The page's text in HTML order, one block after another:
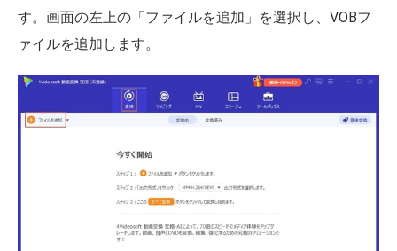
す。画面の左上の「ファイルを追加」を選択し、VOBフ
ァイルを追加します。